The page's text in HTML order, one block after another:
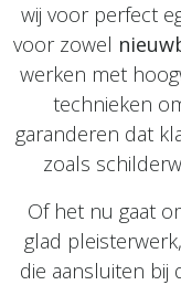
wij voor perfect
voor zowel
werken met
technieken
garanderen dat
zoals
Of het nu gaat
glad
die aansluiten bij